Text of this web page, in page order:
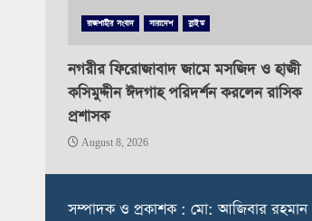
রাজশাহীর সংবাদ সারাদেশ স্লাইড
নগরীর ফিরোজাবাদ জামে মসজিদ ও হাজী
কসিমুদ্দীন ঈদগাহ পরিদর্শন করলেন রাসিক
প্রশাসক
August 8, 2026
সম্পাদক ও প্রকাশক : মো: আজিবার রহমান